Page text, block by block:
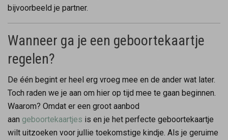
bijvoorbeeld je partner.
Wanneer ga je een geboortekaartje
regelen?
De één begint er heel erg vroeg mee en de ander wat later.
Toch raden we je aan om hier op tijd mee te gaan beginnen.
Waarom? Omdat er een groot aanbod
aan geboortekaartjes is en je het perfecte geboortekaartje
wilt uitzoeken voor jullie toekomstige kindje. Als je geruime